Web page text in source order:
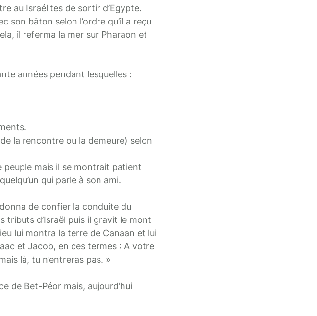
au Israélites de sortir d’Egypte.
son bâton selon l’ordre qu’il a reçu
il referma la mer sur Pharaon et
années pendant lesquelles :
la rencontre ou la demeure) selon
mais il se montrait patient
qui parle à son ami.
de confier la conduite du
tributs d’Israël puis il gravit le mont
lui montra la terre de Canaan et lui
et Jacob, en ces termes : A votre
là, tu n’entreras pas. »
de Bet-Péor mais, aujourd’hui